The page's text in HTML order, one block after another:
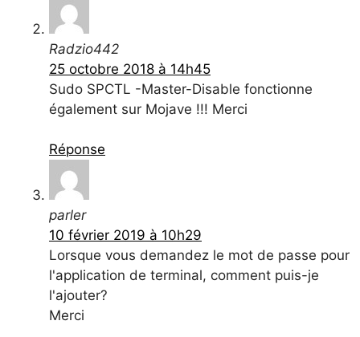
Radzio442
25 octobre 2018 à 14h45
Sudo SPCTL -Master-Disable fonctionne
également sur Mojave !!! Merci
Réponse
parler
10 février 2019 à 10h29
Lorsque vous demandez le mot de passe pour
l'application de terminal, comment puis-je
l'ajouter?
Merci